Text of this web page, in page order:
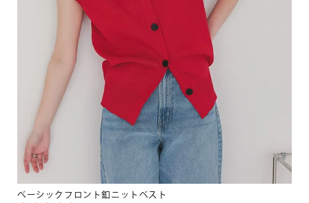
ベーシックフロント釦ニットベスト